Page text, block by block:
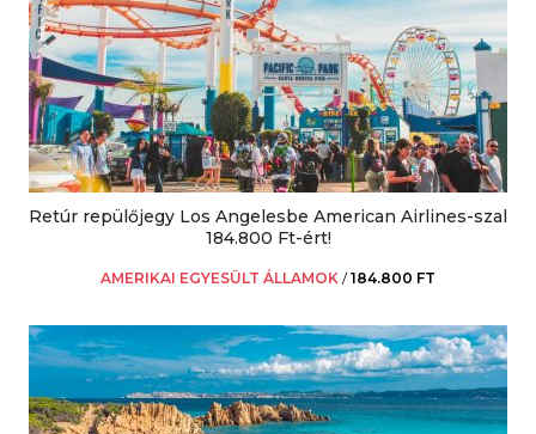
Retúr repülőjegy Los Angelesbe American Airlines-szal
184.800 Ft-ért!
AMERIKAI EGYESÜLT ÁLLAMOK /184.800 FT